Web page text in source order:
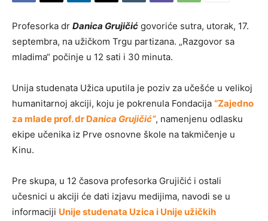
Profesorka dr Danica Grujičić govoriće sutra, utorak, 17.
septembra, na užičkom Trgu partizana. „Razgovor sa
mladima“ počinje u 12 sati i 30 minuta.
Unija studenata Užica uputila je poziv za učešće u velikoj
humanitarnoj akciji, koju je pokrenula Fondacija “Zajedno
za mlade prof. dr Danica Grujičić“, namenjenu odlasku
ekipe učenika iz Prve osnovne škole na takmičenje u
Kinu.
Pre skupa, u 12 časova profesorka Grujičić i ostali
učesnici u akciji će dati izjavu medijima, navodi se u
informaciji Unije studenata Uzica i Unije užičkih